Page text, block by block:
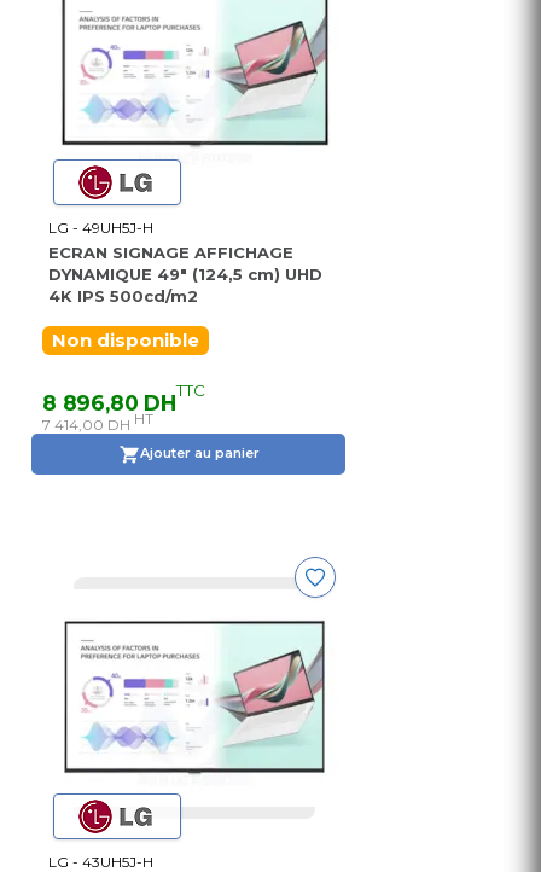
LG - 49UH5J-H
ECRAN SIGNAGE AFFICHAGE
DYNAMIQUE 49" (124,5 cm) UHD
4K IPS 500cd/m2
Non disponible
8 896,80 DHTTC
7 414,00 DH HT
Ajouter au panier
LG - 43UH5J-H